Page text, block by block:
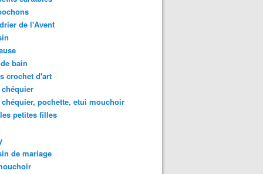
de l'Avent
bain
crochet d'art
pochette, etui mouchoir
petites filles
de mariage